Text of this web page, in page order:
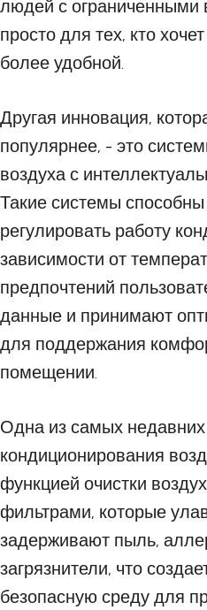
людей с ограниченными
просто для тех, кто
более удобной.
Другая инновация,
популярнее, - это
воздуха с
Такие системы
регулировать работу
зависимости от
предпочтений
данные и принимают
для поддержания
помещении.
Одна из самых недавних
кондиционирования
функцией очистки
фильтрами, которые
задерживают пыль,
загрязнители, что
безопасную среду для